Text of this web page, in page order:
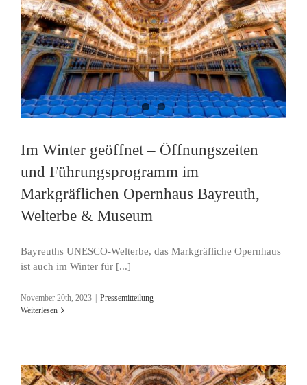
Im Winter geöffnet – Öffnungszeiten
und Führungsprogramm im
Markgräflichen Opernhaus Bayreuth,
Welterbe & Museum
Bayreuths UNESCO-Welterbe, das Markgräfliche Opernhaus
ist auch im Winter für [...]
November 20th, 2023
Pressemitteilung
Weiterlesen